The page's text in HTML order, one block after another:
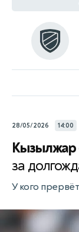
28/05/2026 14:00
Кызылжар
за
У кого